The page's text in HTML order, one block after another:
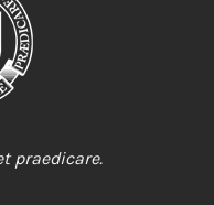
praedicare.